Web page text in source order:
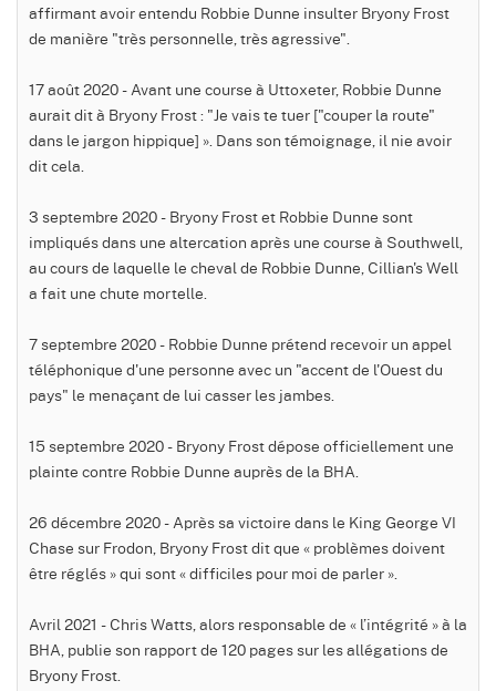
affirmant avoir entendu Robbie Dunne insulter Bryony Frost
de manière "très personnelle, très agressive".
17 août 2020 - Avant une course à Uttoxeter, Robbie Dunne
aurait dit à Bryony Frost : "Je vais te tuer ["couper la route"
dans le jargon hippique] ». Dans son témoignage, il nie avoir
dit cela.
3 septembre 2020 - Bryony Frost et Robbie Dunne sont
impliqués dans une altercation après une course à Southwell,
au cours de laquelle le cheval de Robbie Dunne, Cillian's Well
a fait une chute mortelle.
7 septembre 2020 - Robbie Dunne prétend recevoir un appel
téléphonique d'une personne avec un "accent de l'Ouest du
pays" le menaçant de lui casser les jambes.
15 septembre 2020 - Bryony Frost dépose officiellement une
plainte contre Robbie Dunne auprès de la BHA.
26 décembre 2020 - Après sa victoire dans le King George VI
Chase sur Frodon, Bryony Frost dit que « problèmes doivent
être réglés » qui sont « difficiles pour moi de parler ».
Avril 2021 - Chris Watts, alors responsable de « l’intégrité » à la
BHA, publie son rapport de 120 pages sur les allégations de
Bryony Frost.